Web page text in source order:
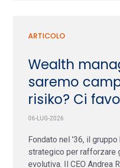
ARTICOLO
Wealth
saremo
risiko? Ci
06-LUG-2026
Fondato nel '36, il gruppo
strategico per rafforzare
evolutiva. Il CEO Andrea